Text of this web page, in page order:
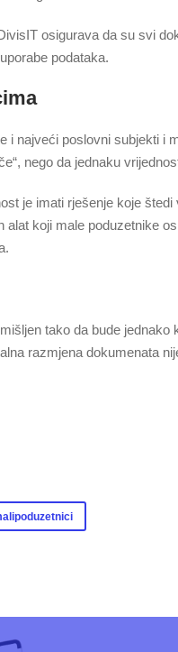
osigurava da su svi
podataka.
najveći poslovni subjekti i
nego da jednaku
je imati rješenje koje
koji male poduzetnike
tako da bude
razmjena dokumenata